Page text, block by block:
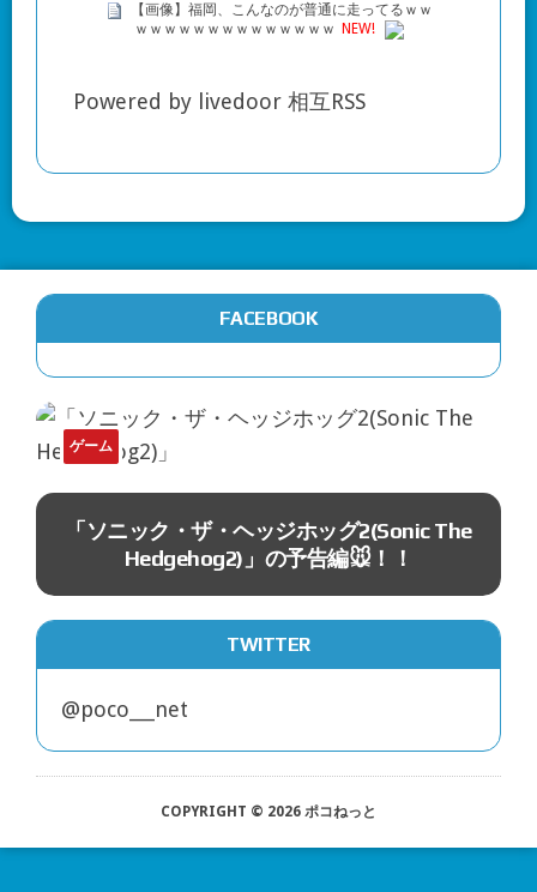
【画像】福岡、こんなのが普通に走ってるｗｗ
ｗｗｗｗｗｗｗｗｗｗｗｗｗｗ
NEW!
Powered by livedoor 相互RSS
FACEBOOK
ゲーム
「ソニック・ザ・ヘッジホッグ2(Sonic The
Hedgehog2)」の予告編🐭！！
TWITTER
@poco___net
COPYRIGHT © 2026 ポコねっと